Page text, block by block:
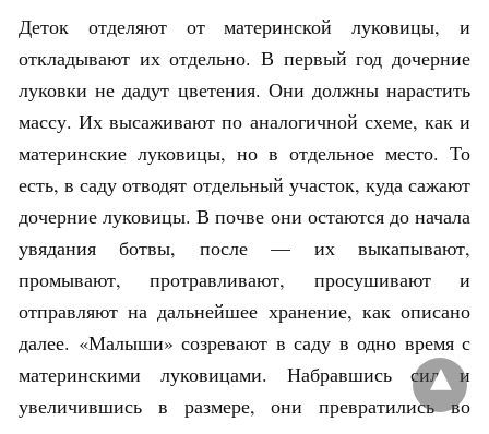
Деток отделяют от материнской луковицы, и
откладывают их отдельно. В первый год дочерние
луковки не дадут цветения. Они должны нарастить
массу. Их высаживают по аналогичной схеме, как и
материнские луковицы, но в отдельное место. То
есть, в саду отводят отдельный участок, куда сажают
дочерние луковицы. В почве они остаются до начала
увядания ботвы, после — их выкапывают,
промывают, протравливают, просушивают и
отправляют на дальнейшее хранение, как описано
далее. «Малыши» созревают в саду в одно время с
материнскими луковицами. Набравшись сил и
увеличившись в размере, они превратились во